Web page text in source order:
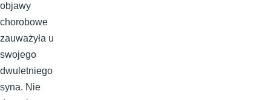
objawy
chorobowe
zauważyła u
swojego
dwuletniego
syna. Nie